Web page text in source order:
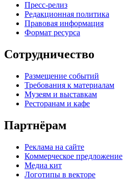
Пресс-релиз
Редакционная политика
Правовая информация
Формат ресурса
Сотрудничество
Размещение событий
Требования к материалам
Музеям и выставкам
Ресторанам и кафе
Партнёрам
Реклама на сайте
Коммерческое предложение
Медиа кит
Логотипы в векторе